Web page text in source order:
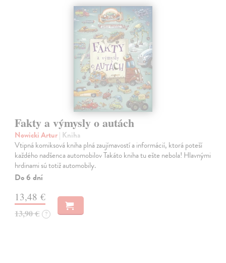
Fakty a výmysly o autách
Nowicki Artur| Kniha
Vtipná komiksová kniha plná zaujímavostí a informácií, ktorá poteší
každého nadšenca automobilov Takáto kniha tu ešte nebola! Hlavnými
hrdinami sú totiž automobily.
Do 6 dní
13,48 €
13,90 € ?